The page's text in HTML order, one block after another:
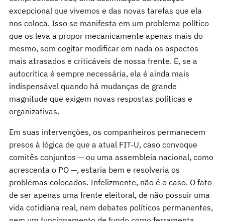
excepcional que vivemos e das novas tarefas que ela
nos coloca. Isso se manifesta em um problema político
que os leva a propor mecanicamente apenas mais do
mesmo, sem cogitar modificar em nada os aspectos
mais atrasados e criticáveis de nossa frente. E, se a
autocrítica é sempre necessária, ela é ainda mais
indispensável quando há mudanças de grande
magnitude que exigem novas respostas políticas e
organizativas.
Em suas intervenções, os companheiros permanecem
presos à lógica de que a atual FIT-U, caso convoque
comitês conjuntos — ou uma assembleia nacional, como
acrescenta o PO —, estaria bem e resolveria os
problemas colocados. Infelizmente, não é o caso. O fato
de ser apenas uma frente eleitoral, de não possuir uma
vida cotidiana real, nem debates políticos permanentes,